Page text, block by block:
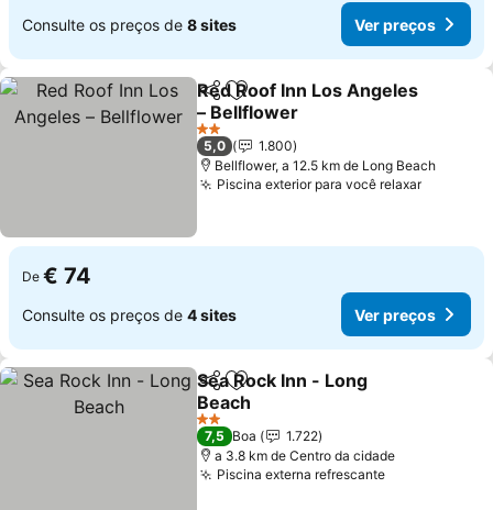
Consulte os preços de 8 sites Ver preços
PartilharAdicionar aos favoritos
Red Roof Inn Los Angeles
– Bellflower
Ver preços
2 Estrelas
5,0
1.800
Bellflower, a 12.5 km de Long Beach
Piscina exterior para você relaxarVer
De € 74
Consulte os preços de 4 sites Ver preços
PartilharAdicionar aos favoritos
Sea Rock Inn - Long
Beach
Ver preços
2 Estrelas
7,5 Boa
1.722
a 3.8 km de Centro da cidade
Piscina externa refrescanteVer preços